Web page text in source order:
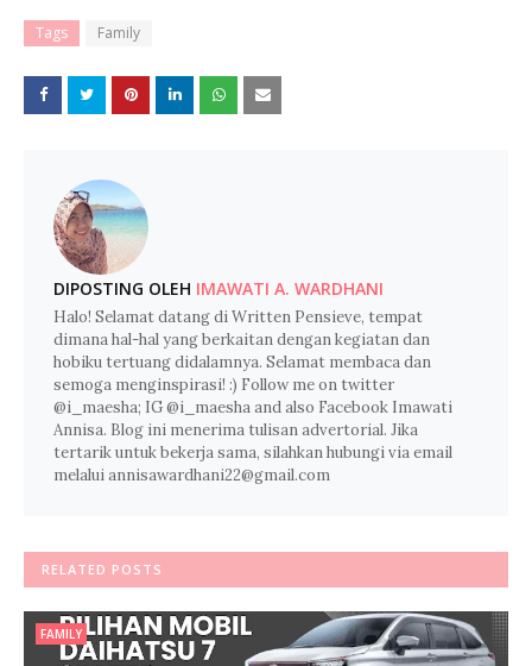
Tags Family
DIPOSTING OLEH IMAWATI A. WARDHANI
Halo! Selamat datang di Written Pensieve, tempat
dimana hal-hal yang berkaitan dengan kegiatan dan
hobiku tertuang didalamnya. Selamat membaca dan
semoga menginspirasi! :) Follow me on twitter
@i_maesha; IG @i_maesha and also Facebook Imawati
Annisa. Blog ini menerima tulisan advertorial. Jika
tertarik untuk bekerja sama, silahkan hubungi via email
melalui annisawardhani22@gmail.com
RELATED POSTS
FAMILY